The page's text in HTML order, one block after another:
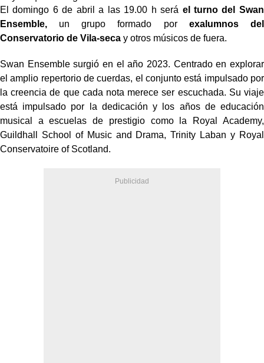
El domingo 6 de abril a las 19.00 h será el turno del Swan
Ensemble, un grupo formado por exalumnos del
Conservatorio de Vila-seca y otros músicos de fuera.
Swan Ensemble surgió en el año 2023. Centrado en explorar
el amplio repertorio de cuerdas, el conjunto está impulsado por
la creencia de que cada nota merece ser escuchada. Su viaje
está impulsado por la dedicación y los años de educación
musical a escuelas de prestigio como la Royal Academy,
Guildhall School of Music and Drama, Trinity Laban y Royal
Conservatoire of Scotland.